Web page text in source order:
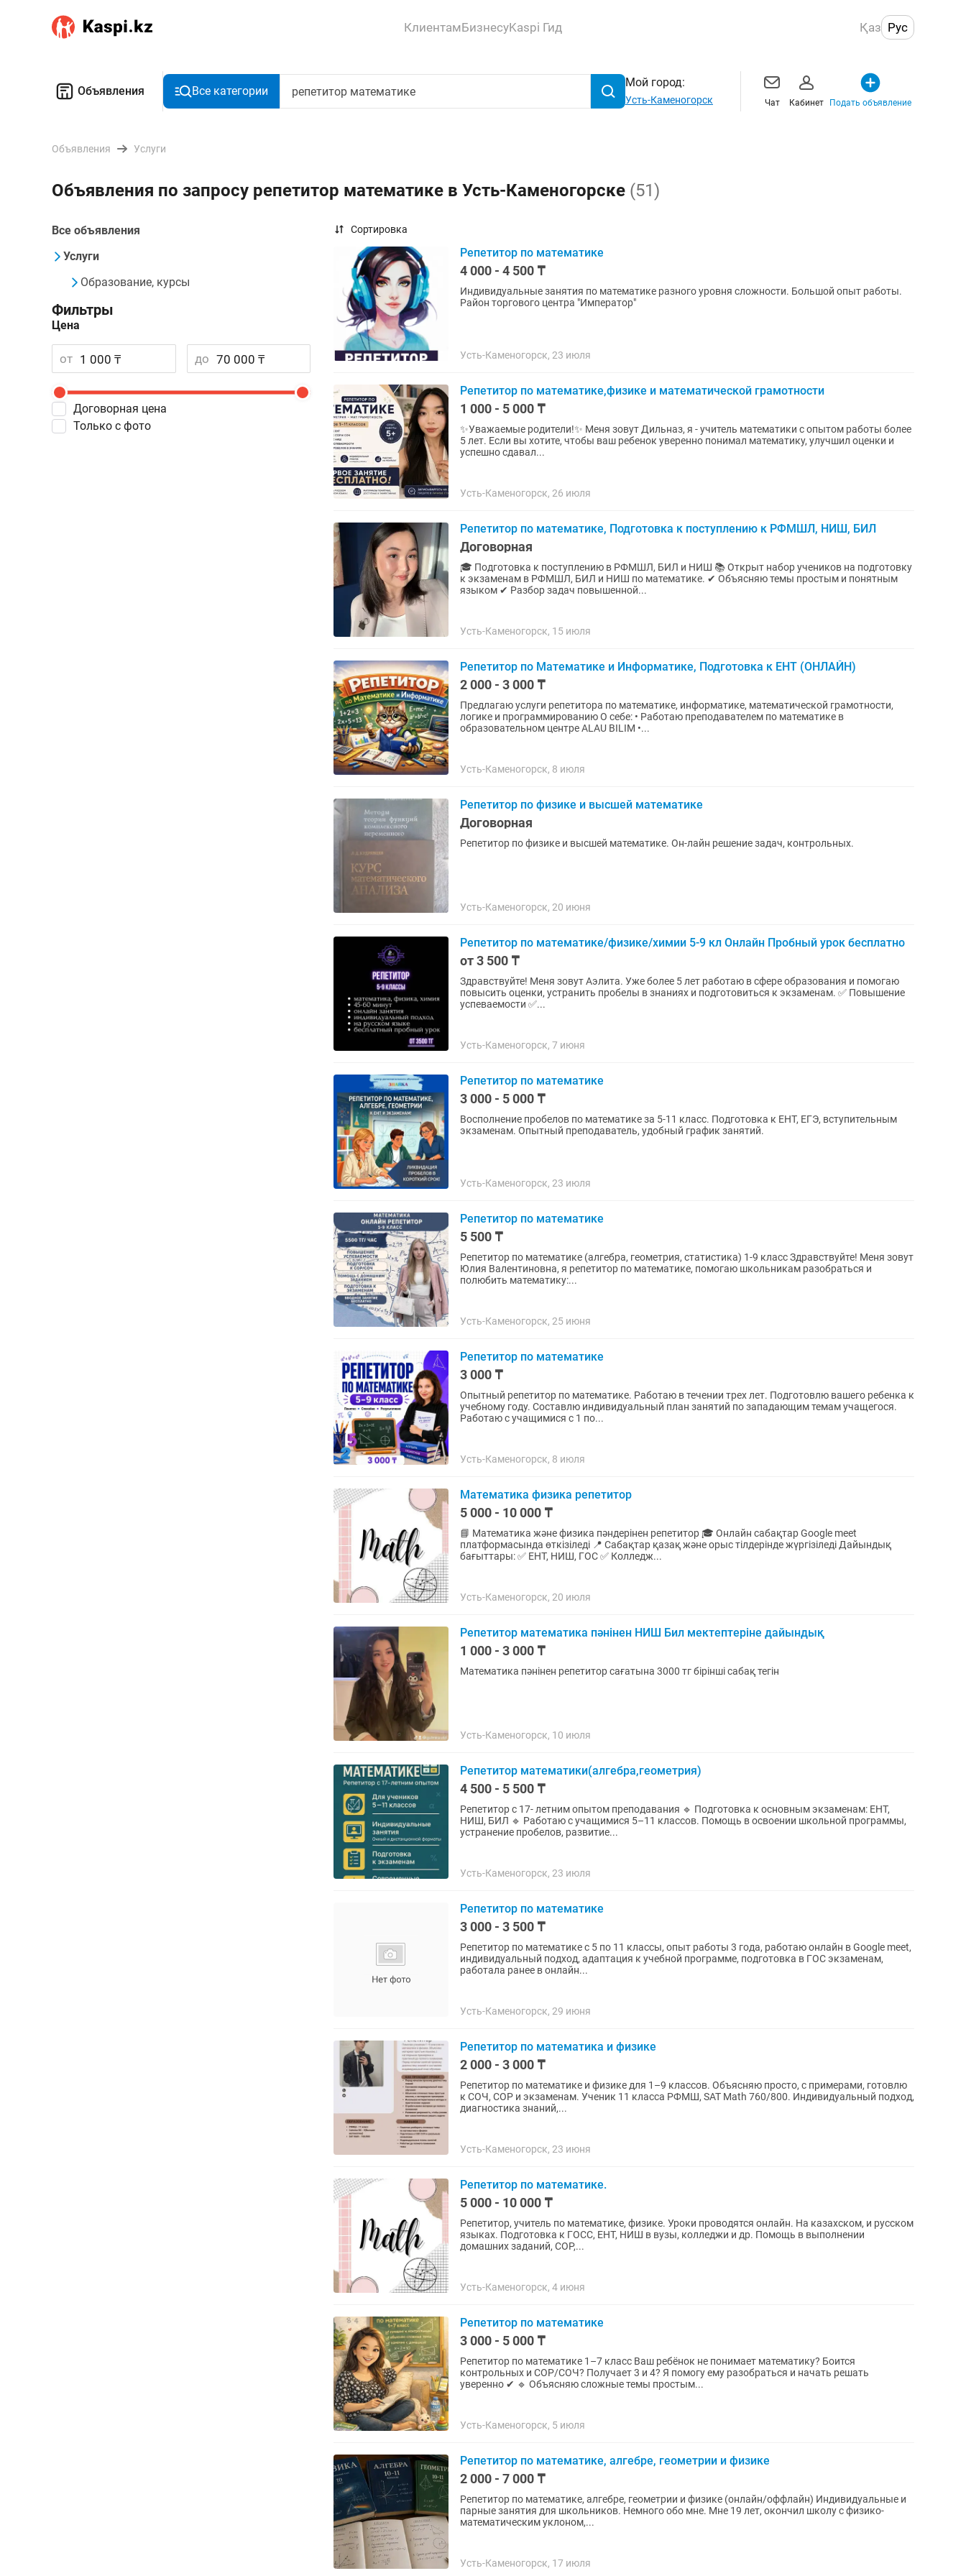
КлиентамБизнесуKaspi Гид Қаз Рус
Объявления Все категории
Мой город:
Усть-Каменогорск Чат Кабинет Подать объявление
Объявления Услуги
Объявления по запросу репетитор математике в Усть-Каменогорске (51)
Все объявления
Услуги
Образование, курсы
Фильтры
Цена
от до
Договорная цена
Только с фото
Сортировка
Репетитор по математике
4 000 - 4 500 ₸
Индивидуальные занятия по математике разного уровня сложности. Большой опыт работы.
Район торгового центра "Император"
Усть-Каменогорск, 23 июля
Репетитор по математике,физике и математической грамотности
1 000 - 5 000 ₸
✨Уважаемые родители!✨ Меня зовут Дильназ, я - учитель математики с опытом работы более
5 лет. Если вы хотите, чтобы ваш ребенок уверенно понимал математику, улучшил оценки и
успешно сдавал...
Усть-Каменогорск, 26 июля
Репетитор по математике, Подготовка к поступлению к РФМШЛ, НИШ, БИЛ
Договорная
🎓 Подготовка к поступлению в РФМШЛ, БИЛ и НИШ 📚 Открыт набор учеников на подготовку
к экзаменам в РФМШЛ, БИЛ и НИШ по математике. ✔ Объясняю темы простым и понятным
языком ✔ Разбор задач повышенной...
Усть-Каменогорск, 15 июля
Репетитор по Математике и Информатике, Подготовка к ЕНТ (ОНЛАЙН)
2 000 - 3 000 ₸
Предлагаю услуги репетитора по математике, информатике, математической грамотности,
логике и программированию О себе: • Работаю преподавателем по математике в
образовательном центре ALAU BILIM •...
Усть-Каменогорск, 8 июля
Репетитор по физике и высшей математике
Договорная
Репетитор по физике и высшей математике. Он-лайн решение задач, контрольных.
Усть-Каменогорск, 20 июня
Репетитор по математике/физике/химии 5-9 кл Онлайн Пробный урок бесплатно
от 3 500 ₸
Здравствуйте! Меня зовут Аэлита. Уже более 5 лет работаю в сфере образования и помогаю
повысить оценки, устранить пробелы в знаниях и подготовиться к экзаменам. ✅ Повышение
успеваемости ✅...
Усть-Каменогорск, 7 июня
Репетитор по математике
3 000 - 5 000 ₸
Восполнение пробелов по математике за 5-11 класс. Подготовка к ЕНТ, ЕГЭ, вступительным
экзаменам. Опытный преподаватель, удобный график занятий.
Усть-Каменогорск, 23 июля
Репетитор по математике
5 500 ₸
Репетитор по математике (алгебра, геометрия, статистика) 1-9 класс Здравствуйте! Меня зовут
Юлия Валентиновна, я репетитор по математике, помогаю школьникам разобраться и
полюбить математику:...
Усть-Каменогорск, 25 июня
Репетитор по математике
3 000 ₸
Опытный репетитор по математике. Работаю в течении трех лет. Подготовлю вашего ребенка к
учебному году. Составлю индивидуальный план занятий по западающим темам учащегося.
Работаю с учащимися с 1 по...
Усть-Каменогорск, 8 июля
Математика физика репетитор
5 000 - 10 000 ₸
📘 Математика және физика пәндерінен репетитор 🎓 Онлайн сабақтар Google meet
платформасында өткізіледі 📍 Сабақтар қазақ және орыс тілдерінде жүргізіледі Дайындық
бағыттары: ✅ ЕНТ, НИШ, ГОС ✅ Колледж...
Усть-Каменогорск, 20 июля
Репетитор математика пәнінен НИШ Бил мектептеріне дайындық
1 000 - 3 000 ₸
Математика пәнінен репетитор сағатына 3000 тг бірінші сабақ тегін
Усть-Каменогорск, 10 июля
Репетитор математики(алгебра,геометрия)
4 500 - 5 500 ₸
Репетитор с 17- летним опытом преподавания 🔹 Подготовка к основным экзаменам: ЕНТ,
НИШ, БИЛ 🔹 Работаю с учащимися 5–11 классов. Помощь в освоении школьной программы,
устранение пробелов, развитие...
Усть-Каменогорск, 23 июля
Репетитор по математике
3 000 - 3 500 ₸
Репетитор по математике с 5 по 11 классы, опыт работы 3 года, работаю онлайн в Google meet,
индивидуальный подход, адаптация к учебной программе, подготовка в ГОС экзаменам,
работала ранее в онлайн...
Усть-Каменогорск, 29 июня
Репетитор по математика и физике
2 000 - 3 000 ₸
Репетитор по математике и физике для 1–9 классов. Объясняю просто, с примерами, готовлю
к СОЧ, СОР и экзаменам. Ученик 11 класса РФМШ, SAT Math 760/800. Индивидуальный подход,
диагностика знаний,...
Усть-Каменогорск, 23 июня
Репетитор по математике.
5 000 - 10 000 ₸
Репетитор, учитель по математике, физике. Уроки проводятся онлайн. На казахском, и русском
языках. Подготовка к ГОСС, ЕНТ, НИШ в вузы, колледжи и др. Помощь в выполнении
домашних заданий, СОР,...
Усть-Каменогорск, 4 июня
Репетитор по математике
3 000 - 5 000 ₸
Репетитор по математике 1–7 класс Ваш ребёнок не понимает математику? Боится
контрольных и СОР/СОЧ? Получает 3 и 4? Я помогу ему разобраться и начать решать
уверенно ✔ 🔹 Объясняю сложные темы простым...
Усть-Каменогорск, 5 июля
Репетитор по математике, алгебре, геометрии и физике
2 000 - 7 000 ₸
Репетитор по математике, алгебре, геометрии и физике (онлайн/оффлайн) Индивидуальные и
парные занятия для школьников. Немного обо мне. Мне 19 лет, окончил школу с физико-
математическим уклоном,...
Усть-Каменогорск, 17 июля